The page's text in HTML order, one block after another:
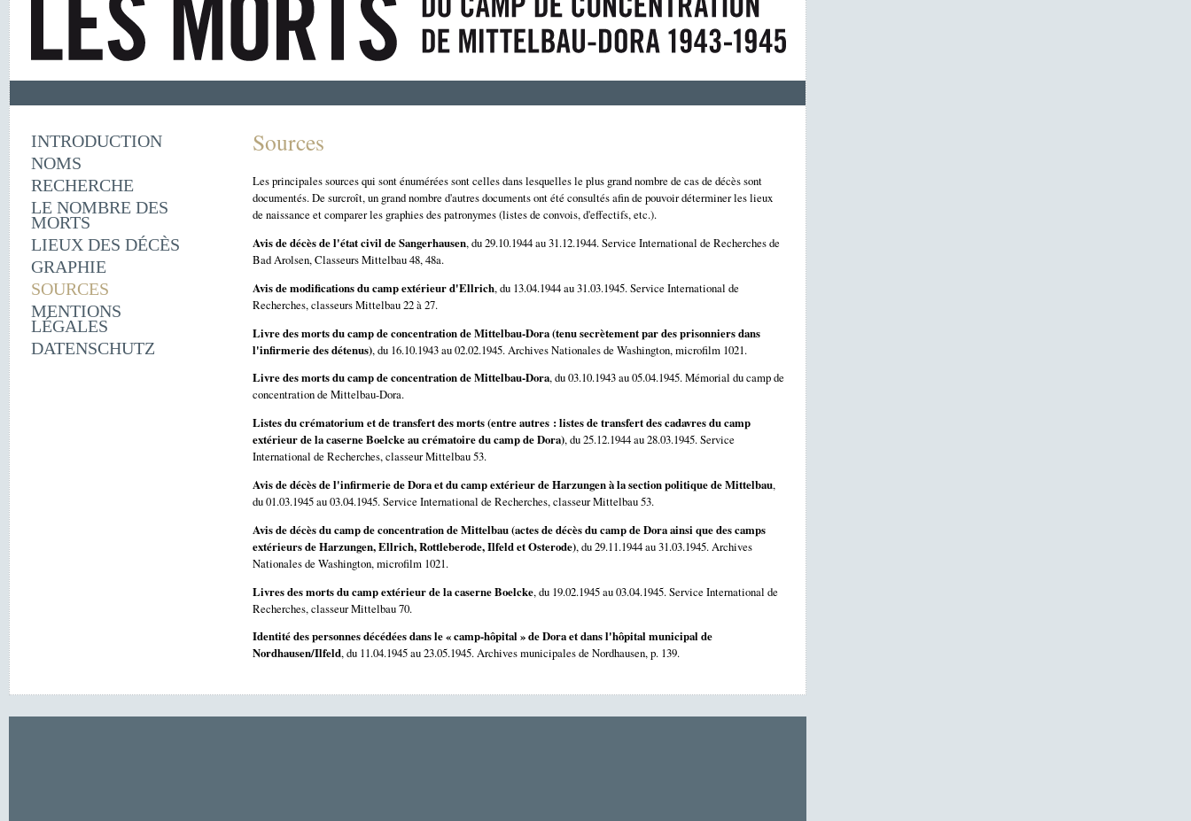
INTRODUCTION
NOMS
RECHERCHE
LE NOMBRE DES
MORTS
LIEUX DES DÉCÈS
GRAPHIE
SOURCES
MENTIONS
LÉGALES
DATENSCHUTZ
Sources
Les principales sources qui sont énumérées sont celles dans lesquelles le plus grand nombre de cas de décès sont
documentés. De surcroît, un grand nombre d'autres documents ont été consultés afin de pouvoir déterminer les lieux
de naissance et comparer les graphies des patronymes (listes de convois, d'effectifs, etc.).
Avis de décès de l'état civil de Sangerhausen, du 29.10.1944 au 31.12.1944. Service International de Recherches de
Bad Arolsen, Classeurs Mittelbau 48, 48a.
Avis de modifications du camp extérieur d'Ellrich, du 13.04.1944 au 31.03.1945. Service International de
Recherches, classeurs Mittelbau 22 à 27.
Livre des morts du camp de concentration de Mittelbau-Dora (tenu secrètement par des prisonniers dans
l'infirmerie des détenus), du 16.10.1943 au 02.02.1945. Archives Nationales de Washington, microfilm 1021.
Livre des morts du camp de concentration de Mittelbau-Dora, du 03.10.1943 au 05.04.1945. Mémorial du camp de
concentration de Mittelbau-Dora.
Listes du crématorium et de transfert des morts (entre autres : listes de transfert des cadavres du camp
extérieur de la caserne Boelcke au crématoire du camp de Dora), du 25.12.1944 au 28.03.1945. Service
International de Recherches, classeur Mittelbau 53.
Avis de décès de l'infirmerie de Dora et du camp extérieur de Harzungen à la section politique de Mittelbau,
du 01.03.1945 au 03.04.1945. Service International de Recherches, classeur Mittelbau 53.
Avis de décès du camp de concentration de Mittelbau (actes de décès du camp de Dora ainsi que des camps
extérieurs de Harzungen, Ellrich, Rottleberode, Ilfeld et Osterode), du 29.11.1944 au 31.03.1945. Archives
Nationales de Washington, microfilm 1021.
Livres des morts du camp extérieur de la caserne Boelcke, du 19.02.1945 au 03.04.1945. Service International de
Recherches, classeur Mittelbau 70.
Identité des personnes décédées dans le « camp-hôpital » de Dora et dans l'hôpital municipal de
Nordhausen/Ilfeld, du 11.04.1945 au 23.05.1945. Archives municipales de Nordhausen, p. 139.